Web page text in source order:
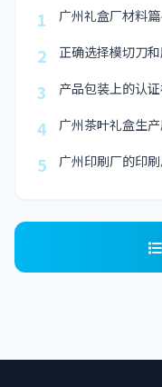
1
广州礼盒厂材料
2 正确选择模切刀
3 产品包装上的认
4 广州茶叶礼盒生
5 广州印刷厂的印